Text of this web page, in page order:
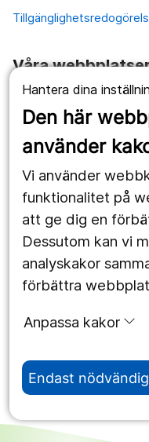
Hantera dina
Den här
använder
Vi använder
funktionalitet på
att ge dig en
Dessutom kan vi
analyskakor
förbättra
Anpassa kakor
Endast
Våra
1177.se
Länstrafiken
Utveckling
Följ oss
Facebook